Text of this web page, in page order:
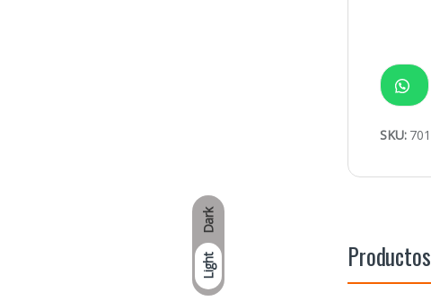
Dark
Light
SKU: